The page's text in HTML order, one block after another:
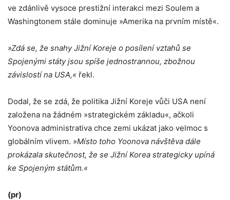
ve zdánlivě vysoce prestižní interakci mezi Soulem a
Washingtonem stále dominuje »Amerika na prvním místě«.
»Zdá se, že snahy Jižní Koreje o posílení vztahů se
Spojenými státy jsou spíše jednostrannou, zbožnou
závislostí na USA,« řekl.
Dodal, že se zdá, že politika Jižní Koreje vůči USA není
založena na žádném »strategickém základu«, ačkoli
Yoonova administrativa chce zemi ukázat jako velmoc s
globálním vlivem. »Místo toho Yoonova návštěva dále
prokázala skutečnost, že se Jižní Korea strategicky upíná
ke Spojeným státům.«
(pr)